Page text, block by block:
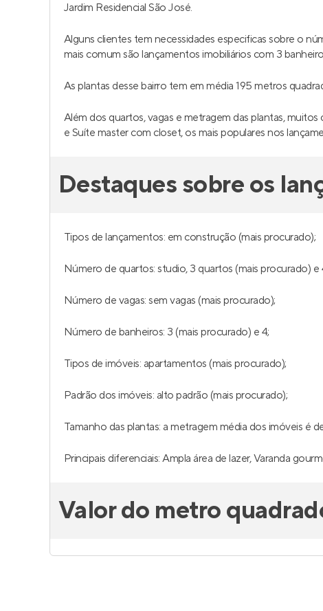
Jardim Residencial São José.
Alguns clientes tem necessidades especificas sobre o
mais comum são lançamentos imobiliários com 3
As plantas desse bairro tem em média 195 metros
Além dos quartos, vagas e metragem das plantas,
e Suíte master com closet, os mais populares nos
Destaques sobre os
Tipos de lançamentos: em construção (mais procurado);
Número de quartos: studio, 3 quartos (mais procurado) e
Número de vagas: sem vagas (mais procurado);
Número de banheiros: 3 (mais procurado) e 4;
Tipos de imóveis: apartamentos (mais procurado);
Padrão dos imóveis: alto padrão (mais procurado);
Tamanho das plantas: a metragem média dos imóveis é
Principais diferenciais: Ampla área de lazer, Varanda
Valor do metro